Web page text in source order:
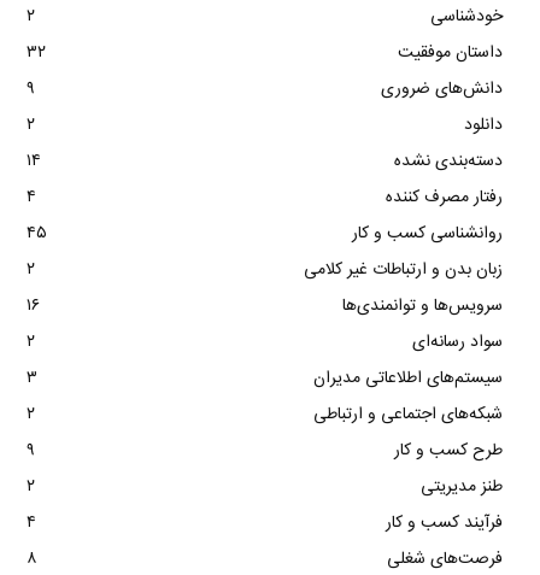
خودشناسی
۲
داستان موفقیت
۳۲
دانش‌های ضروری
۹
دانلود
۲
دسته‌بندی نشده
۱۴
رفتار مصرف کننده
۴
روانشناسی کسب و کار
۴۵
زبان بدن و ارتباطات غیر کلامی
۲
سرویس‌ها و توانمندی‌ها
۱۶
سواد رسانه‌ای
۲
سیستم‌های اطلاعاتی مدیران
۳
شبکه‌های اجتماعی و ارتباطی
۲
طرح کسب و کار
۹
طنز مدیریتی
۲
فرآیند کسب و کار
۴
فرصت‌های شغلی
۸